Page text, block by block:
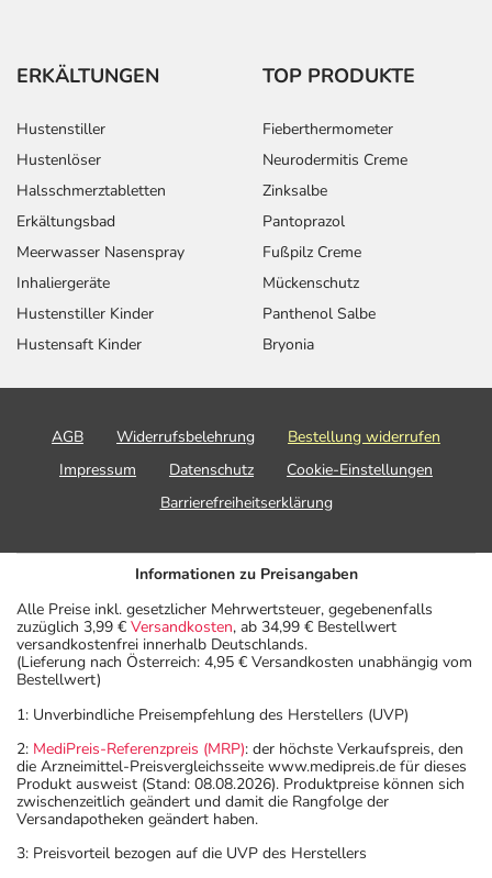
ERKÄLTUNGEN
Hustenstiller
Hustenlöser
Halsschmerztabletten
Erkältungsbad
Meerwasser Nasenspray
Inhaliergeräte
Hustenstiller Kinder
Hustensaft Kinder
TOP PRODUKTE
Fieberthermometer
Neurodermitis Creme
Zinksalbe
Pantoprazol
Fußpilz Creme
Mückenschutz
Panthenol Salbe
Bryonia
AGB Widerrufsbelehrung
Bestellung widerrufen
Impressum
Datenschutz
Cookie-Einstellungen
Barrierefreiheitserklärung
Informationen zu Preisangaben
Alle Preise inkl. gesetzlicher Mehrwertsteuer, gegebenenfalls
zuzüglich 3,99 € Versandkosten, ab 34,99 € Bestellwert
versandkostenfrei innerhalb Deutschlands.
(Lieferung nach Österreich: 4,95 € Versandkosten unabhängig vom
Bestellwert)
1: Unverbindliche Preisempfehlung des Herstellers (UVP)
2: MediPreis-Referenzpreis (MRP): der höchste Verkaufspreis, den
die Arzneimittel-Preisvergleichsseite www.medipreis.de für dieses
Produkt ausweist (Stand: 08.08.2026). Produktpreise können sich
zwischenzeitlich geändert und damit die Rangfolge der
Versandapotheken geändert haben.
3: Preisvorteil bezogen auf die UVP des Herstellers